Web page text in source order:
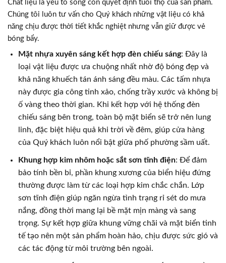
Chất liệu là yếu tố sống còn quyết định tuổi thọ của sản phẩm.
Chúng tôi luôn tư vấn cho Quý khách những vật liệu có khả
năng chịu được thời tiết khắc nghiệt nhưng vẫn giữ được vẻ
bóng bẩy.
Mặt nhựa xuyên sáng kết hợp đèn chiếu sáng: Đây là
loại vật liệu được ưa chuộng nhất nhờ độ bóng đẹp và
khả năng khuếch tán ánh sáng đều màu. Các tấm nhựa
này được gia công tinh xảo, chống trầy xước và không bị
ố vàng theo thời gian. Khi kết hợp với hệ thống đèn
chiếu sáng bên trong, toàn bộ mặt biển sẽ trở nên lung
linh, đặc biệt hiệu quả khi trời về đêm, giúp cửa hàng
của Quý khách luôn nổi bật giữa phố phường sầm uất.
Khung hợp kim nhôm hoặc sắt sơn tĩnh điện: Để đảm
bảo tính bền bỉ, phần khung xương của biển hiệu đứng
thường được làm từ các loại hợp kim chắc chắn. Lớp
sơn tĩnh điện giúp ngăn ngừa tình trạng rỉ sét do mưa
nắng, đồng thời mang lại bề mặt mịn màng và sang
trọng. Sự kết hợp giữa khung vững chãi và mặt biển tinh
tế tạo nên một sản phẩm hoàn hảo, chịu được sức gió và
các tác động từ môi trường bên ngoài.